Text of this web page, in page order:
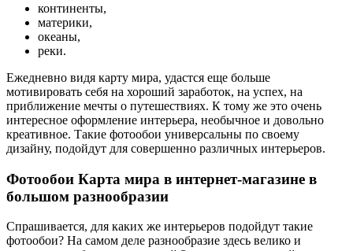
континенты,
материки,
океаны,
реки.
Ежедневно видя карту мира, удастся еще больше
мотивировать себя на хороший заработок, на успех, на
приближение мечты о путешествиях. К тому же это очень
интересное оформление интерьера, необычное и довольно
креативное. Такие фотообои универсальны по своему
дизайну, подойдут для совершенно различных интерьеров.
Фотообои Карта мира в интернет-магазине в
большом разнообразии
Спрашивается, для каких же интерьеров подойдут такие
фотообои? На самом деле разнообразие здесь велико и